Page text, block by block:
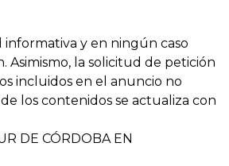
y en ningún caso
Asimismo, la solicitud de petición
incluidos en el anuncio no
los contenidos se actualiza con
DE CÓRDOBA EN